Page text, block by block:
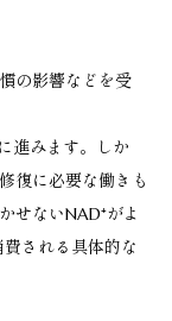
の影響などを受
進みます。しか
復に必要な働きも
せないNAD⁺がよ
される具体的な